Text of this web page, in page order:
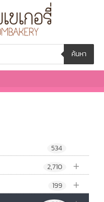
ค้นหา
534
+
2,710
+
199